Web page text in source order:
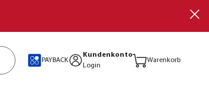
PAYBACK
Kundenkonto
Login
Warenkorb